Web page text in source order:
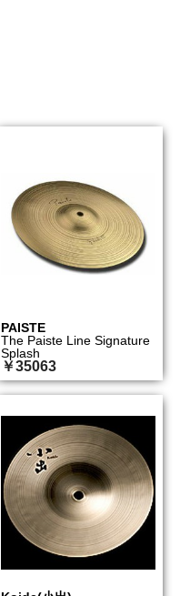
PAISTE
The Paiste Line Signature
Splash
￥35063